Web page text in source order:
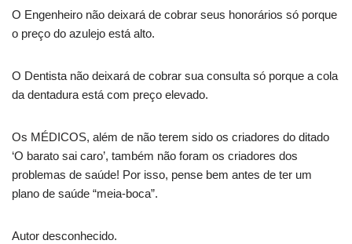
O Engenheiro não deixará de cobrar seus honorários só porque
o preço do azulejo está alto.
O Dentista não deixará de cobrar sua consulta só porque a cola
da dentadura está com preço elevado.
Os MÉDICOS, além de não terem sido os criadores do ditado
‘O barato sai caro’, também não foram os criadores dos
problemas de saúde! Por isso, pense bem antes de ter um
plano de saúde “meia-boca”.
Autor desconhecido.